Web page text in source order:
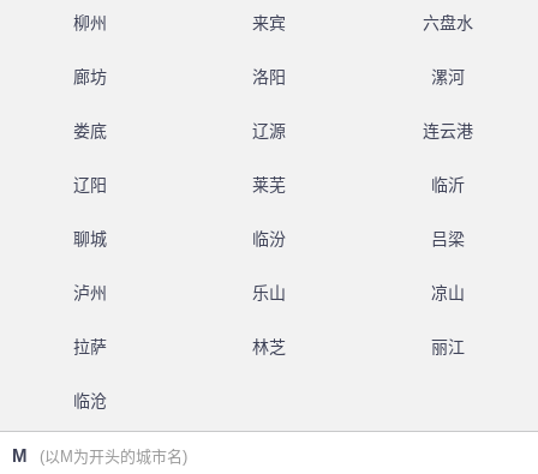
柳州 来宾 六盘水
廊坊 洛阳 漯河
娄底 辽源 连云港
辽阳 莱芜 临沂
聊城 临汾 吕梁
泸州 乐山 凉山
拉萨 林芝 丽江
临沧
M (以M为开头的城市名)